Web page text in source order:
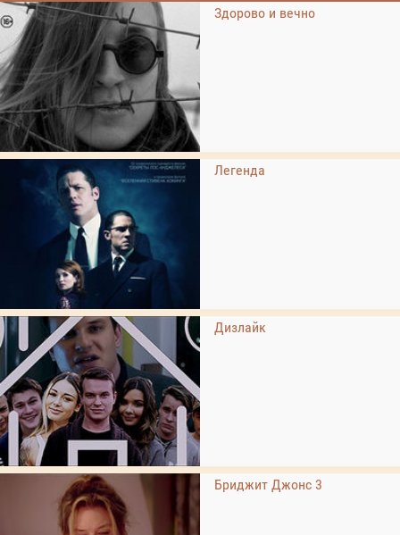
Здорово и вечно
Легенда
Дизлайк
Бриджит Джонс 3